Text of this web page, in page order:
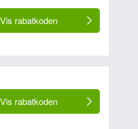
Vis rabatkoden
Vis rabatkoden